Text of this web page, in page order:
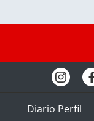
Diario Perfil